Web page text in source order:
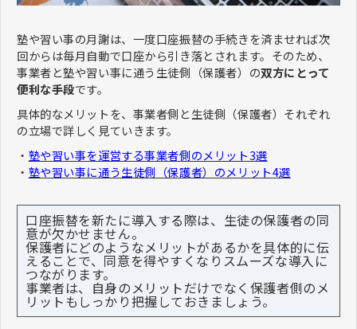
塾や習い事の月謝は、一度口座振替の手続きを済ませれば次
回からは毎月自動で口座から引き落とされます。そのため、
事業者と塾や習い事に通う生徒側（保護者）の双方にとって
便利な手段です。
具体的なメリットを、事業者側と生徒側（保護者）それぞれ
の立場で詳しく見ていきます。
・ 塾や習い事を運営する事業者側のメリット3選
・ 塾や習い事に通う生徒側（保護者）のメリット4選
口座振替を新たに導入する際は、生徒の保護者の同
意が欠かせません。
保護者にどのようなメリットがあるかを具体的に伝
えることで、同意を得やすくなりスムーズな導入に
つながります。
事業者は、自身のメリットだけでなく保護者側のメ
リットもしっかり把握しておきましょう。